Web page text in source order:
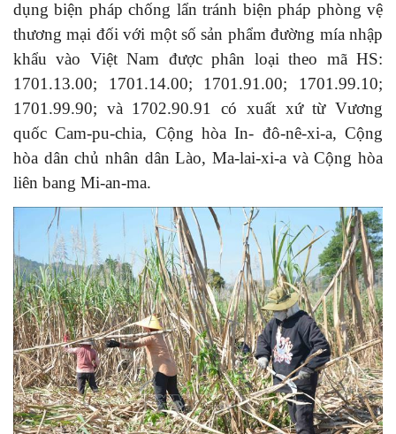
dụng biện pháp chống lẩn tránh biện pháp phòng vệ
thương mại đối với một số sản phẩm đường mía nhập
khẩu vào Việt Nam được phân loại theo mã HS:
1701.13.00; 1701.14.00; 1701.91.00; 1701.99.10;
1701.99.90; và 1702.90.91 có xuất xứ từ Vương
quốc Cam-pu-chia, Cộng hòa In- đô-nê-xi-a, Cộng
hòa dân chủ nhân dân Lào, Ma-lai-xi-a và Cộng hòa
liên bang Mi-an-ma.